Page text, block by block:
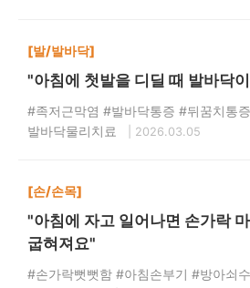
[발/발바닥]
"아침에 첫발을 디딜 때 발바닥
#족저근막염 #발바닥통증 #뒤꿈치통
발바닥물리치료
| 2026.03.05
[손/손목]
"아침에 자고 일어나면 손가락
굽혀져요"
#손가락뻣뻣함 #아침손부기 #방아쇠